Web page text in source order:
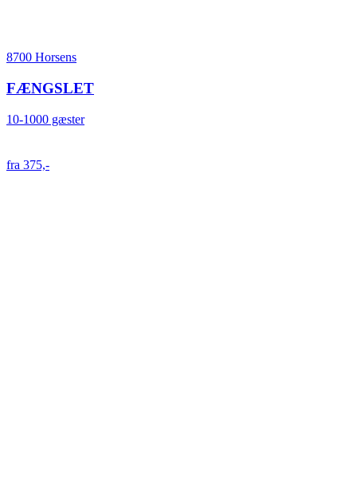
8700 Horsens
FÆNGSLET
10-1000 gæster
fra 375,-